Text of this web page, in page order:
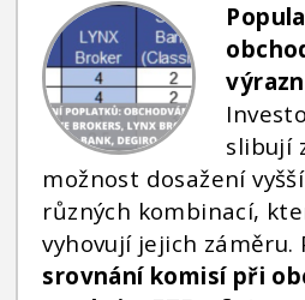
slibují
možnost dosažení
různých kombinací,
vyhovují jejich
srovnání komisí při